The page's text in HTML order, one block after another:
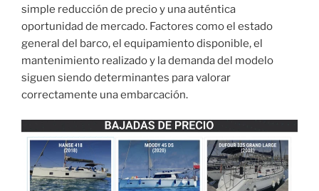
simple reducción de precio y una auténtica
oportunidad de mercado. Factores como el estado
general del barco, el equipamiento disponible, el
mantenimiento realizado y la demanda del modelo
siguen siendo determinantes para valorar
correctamente una embarcación.